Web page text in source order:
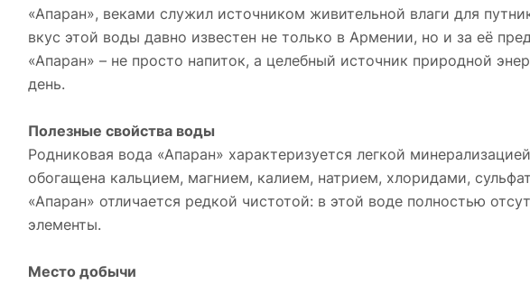
«Апаран», веками служил источником живительной влаги для
вкус этой воды давно известен не только в Армении, но и за её
«Апаран» – не просто напиток, а целебный источник природной
день.
Полезные свойства воды
Родниковая вода «Апаран» характеризуется легкой
обогащена кальцием, магнием, калием, натрием, хлоридами,
«Апаран» отличается редкой чистотой: в этой воде полностью
элементы.
Место добычи